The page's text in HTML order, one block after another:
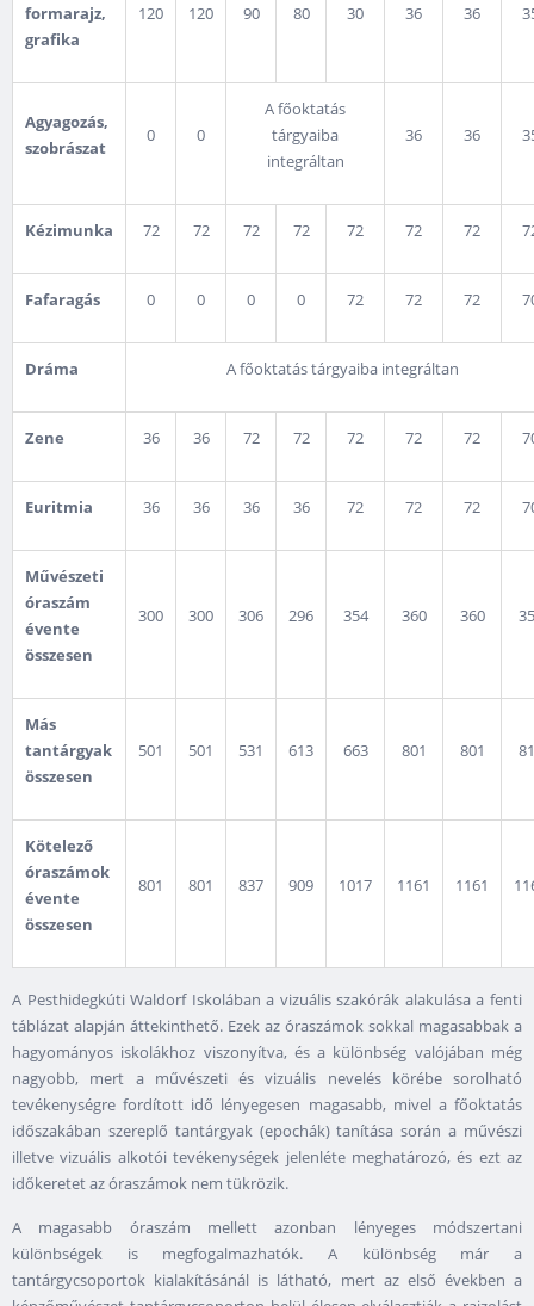
formarajz,
grafika
120 120 90 80 30 36 36
Agyagozás,
szobrászat
0 0
A főoktatás
tárgyaiba
integráltan
36 36
Kézimunka 72 72 72 72 72 72 72
Fafaragás 0 0 0 0 72 72 72
Dráma A főoktatás tárgyaiba integráltan
Zene 36 36 72 72 72 72 72
Euritmia 36 36 36 36 72 72 72
Művészeti
óraszám
évente
összesen
300 300 306 296 354 360 360
Más
tantárgyak
összesen
501 501 531 613 663 801 801
Kötelező
óraszámok
évente
összesen
801 801 837 909 1017 1161 1161
A Pesthidegkúti Waldorf Iskolában a vizuális szakórák alakulása a fenti
táblázat alapján áttekinthető. Ezek az óraszámok sokkal magasabbak a
hagyományos iskolákhoz viszonyítva, és a különbség valójában még
nagyobb, mert a művészeti és vizuális nevelés körébe sorolható
tevékenységre fordított idő lényegesen magasabb, mivel a főoktatás
időszakában szereplő tantárgyak (epochák) tanítása során a művészi
illetve vizuális alkotói tevékenységek jelenléte meghatározó, és ezt az
időkeretet az óraszámok nem tükrözik.
A magasabb óraszám mellett azonban lényeges módszertani
különbségek is megfogalmazhatók. A különbség már a
tantárgycsoportok kialakításánál is látható, mert az első években a